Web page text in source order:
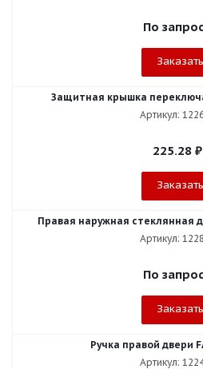
По
Заказать
Защитная крышка
Артикул:
225.28₽
Заказать
Правая наружная стеклянная
Артикул:
По
Заказать
Ручка правой двери
Артикул: